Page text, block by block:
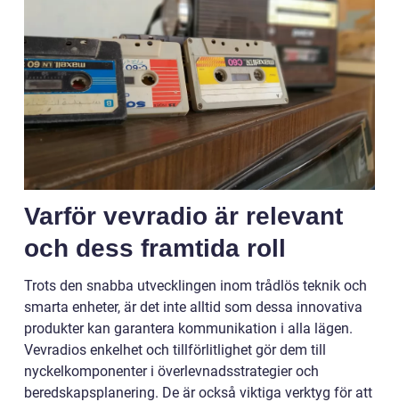
Varför vevradio är relevant
och dess framtida roll
Trots den snabba utvecklingen inom trådlös teknik och
smarta enheter, är det inte alltid som dessa innovativa
produkter kan garantera kommunikation i alla lägen.
Vevradios enkelhet och tillförlitlighet gör dem till
nyckelkomponenter i överlevnadsstrategier och
beredskapsplanering. De är också viktiga verktyg för att